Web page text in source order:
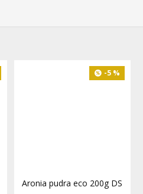
-5 %
Aronia pudra eco 200g DS